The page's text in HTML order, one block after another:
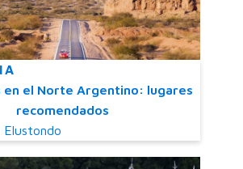
en el Norte Argentino: lugares
recomendados
Elustondo